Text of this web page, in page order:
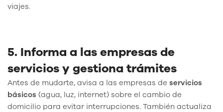
viajes.
5. Informa a las empresas de
servicios y gestiona trámites
Antes de mudarte, avisa a las empresas de servicios
básicos (agua, luz, internet) sobre el cambio de
domicilio para evitar interrupciones. También actualiza